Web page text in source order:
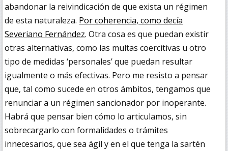
abandonar la reivindicación de que exista un régimen
de esta naturaleza. Por coherencia, como decía
Severiano Fernández. Otra cosa es que puedan existir
otras alternativas, como las multas coercitivas u otro
tipo de medidas ‘personales’ que puedan resultar
igualmente o más efectivas. Pero me resisto a pensar
que, tal como sucede en otros ámbitos, tengamos que
renunciar a un régimen sancionador por inoperante.
Habrá que pensar bien cómo lo articulamos, sin
sobrecargarlo con formalidades o trámites
innecesarios, que sea ágil y en el que tenga la sartén